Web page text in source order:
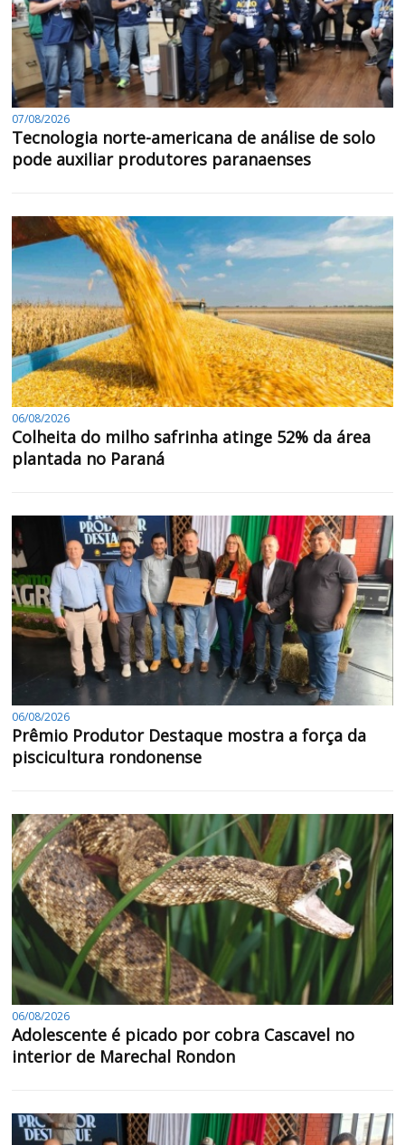
07/08/2026
Tecnologia norte-americana de análise de solo
pode auxiliar produtores paranaenses
06/08/2026
Colheita do milho safrinha atinge 52% da área
plantada no Paraná
06/08/2026
Prêmio Produtor Destaque mostra a força da
piscicultura rondonense
06/08/2026
Adolescente é picado por cobra Cascavel no
interior de Marechal Rondon